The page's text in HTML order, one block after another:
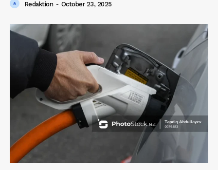
Redaktion - October 23, 2025